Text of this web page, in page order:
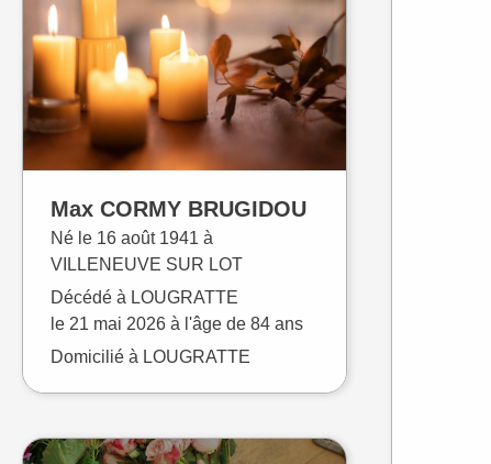
Max CORMY BRUGIDOU
Né le 16 août 1941 à
VILLENEUVE SUR LOT
Décédé à LOUGRATTE
le 21 mai 2026 à l'âge de 84 ans
Domicilié à LOUGRATTE